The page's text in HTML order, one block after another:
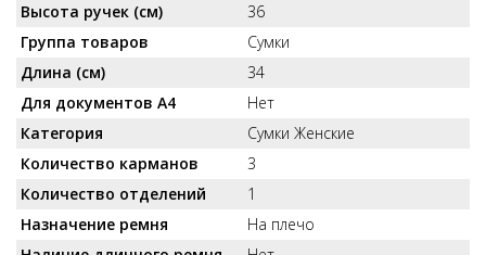
Высота ручек (см)
36
Группа товаров
Сумки
Длина (см)
34
Для документов А4
Нет
Категория
Сумки Женские
Количество карманов
3
Количество отделений
1
Назначение ремня
На плечо